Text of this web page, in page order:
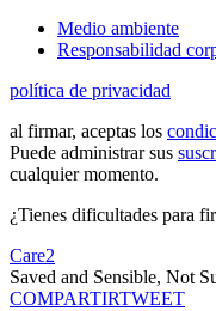
Medio ambiente
Responsabilidad
política de privacidad
al firmar, aceptas los
Puede administrar sus
cualquier momento.
¿Tienes dificultades para
Care2
Saved and Sensible, Not
COMPARTIRTWEET